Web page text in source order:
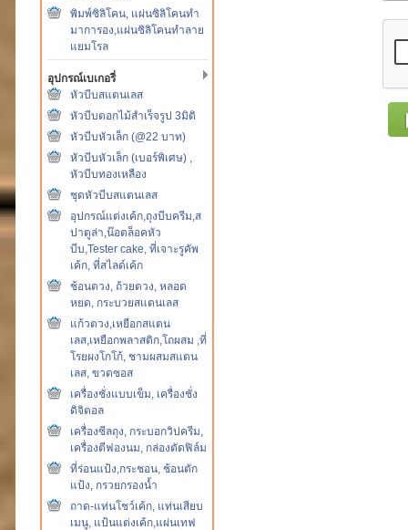
พิมพ์ซิลิโคน, แผ่นซิลิโคนทำ
มาการอง,แผ่นซิลิโคนทำลาย
แยมโรล
อุปกรณ์เบเกอรี่
หัวบีบสแตนเลส
หัวบีบดอกไม้สำเร็จรูป 3มิติ
หัวบีบหัวเล็ก (@22 บาท)
หัวบีบหัวเล็ก (เบอร์พิเศษ) ,
หัวบีบทองเหลือง
ชุดหัวบีบสแตนเลส
อุปกรณ์แต่งเค้ก,ถุงบีบครีม,ส
ปาตูล่า,น๊อตล็อคหัว
บีบ,Tester cake, ที่เจาะรูคัพ
เค้ก, ที่สไลด์เค้ก
ช้อนตวง, ถ้วยตวง, หลอด
หยด, กระบวยสแตนเลส
แก้วตวง,เหยือกสแตน
เลส,เหยือกพลาสติก,โถผสม ,ที่
โรยผงโกโก้, ชามผสมสแตน
เลส, ขวดซอส
เครื่องชั่งแบบเข็ม, เครื่องชั่ง
ดิจิตอล
เครื่องซีลถุง, กระบอกวิปครีม,
เครื่องตีฟองนม, กล่องตัดฟิล์ม
ที่ร่อนแป้ง,กระชอน, ช้อนตัก
แป้ง, กรวยกรองน้ำ
ถาด-แท่นโชว์เค้ก, แท่นเสียบ
เมนู, แป้นแต่งเค้ก,แผ่นเทฟ